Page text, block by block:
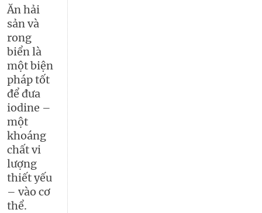
Ăn hải
sản và
rong
biển là
một biện
pháp tốt
để đưa
iodine –
một
khoáng
chất vi
lượng
thiết yếu
– vào cơ
thể.